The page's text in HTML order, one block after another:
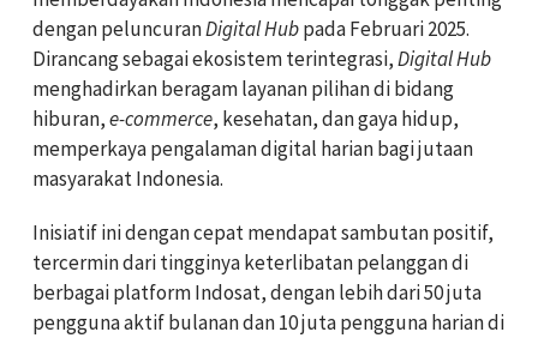
dengan peluncuranDigital Hubpada Februari 2025.
Dirancang sebagai ekosistem terintegrasi,Digital Hub
menghadirkan beragam layanan pilihan di bidang
hiburan,e-commerce, kesehatan, dan gaya hidup,
memperkaya pengalaman digital harian bagi jutaan
masyarakat Indonesia.
Inisiatif ini dengan cepat mendapat sambutan positif,
tercermin dari tingginya keterlibatan pelanggan di
berbagai platform Indosat, dengan lebih dari 50 juta
pengguna aktif bulanan dan 10 juta pengguna harian di